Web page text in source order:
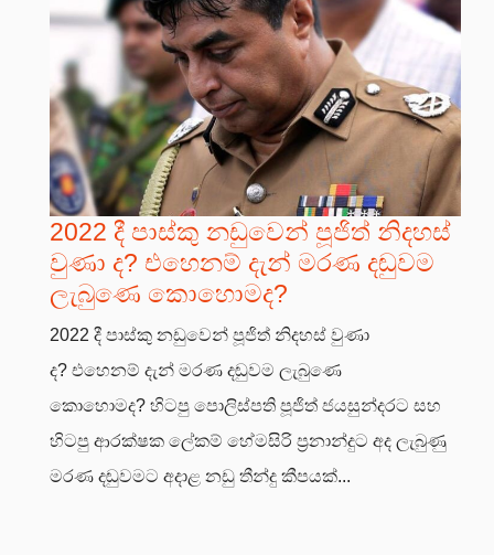
2022 දී පාස්කු නඩුවෙන් පූජිත් නිදහස්
වුණා ද? එහෙනම් දැන් මරණ දඬුවම
ලැබුණෙ කොහොමද?
2022 දී පාස්කු නඩුවෙන් පූජිත් නිදහස් වුණා
ද? එහෙනම් දැන් මරණ දඬුවම ලැබුණෙ
කොහොමද? හිටපු පොලිස්පති පූජිත් ජයසුන්දරට සහ
හිටපු ආරක්ෂක ලේකම් හේමසිරි ප්‍රනාන්දුට අද ලැබුණු
මරණ දඬුවමට අදාළ නඩු තීන්දු කීපයක්...